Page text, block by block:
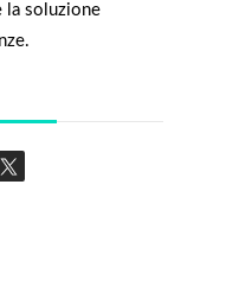
la soluzione